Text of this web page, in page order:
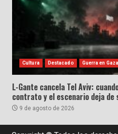
Cultura Destacado Guerra en Gaza
L-Gante cancela Tel Aviv:
contrato y el escenario deja
9 de agosto de 2026